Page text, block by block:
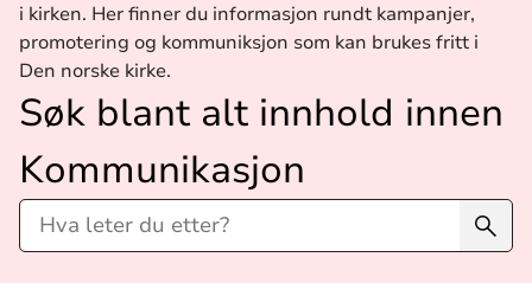
i kirken. Her finner du informasjon rundt kampanjer,
promotering og kommuniksjon som kan brukes fritt i
Den norske kirke.
Søk blant alt innhold innen
Kommunikasjon